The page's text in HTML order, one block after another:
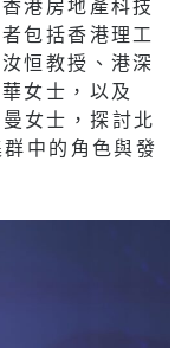
過建設行人橋
利兩地科研人